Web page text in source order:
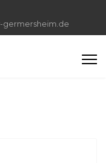
germersheim.de